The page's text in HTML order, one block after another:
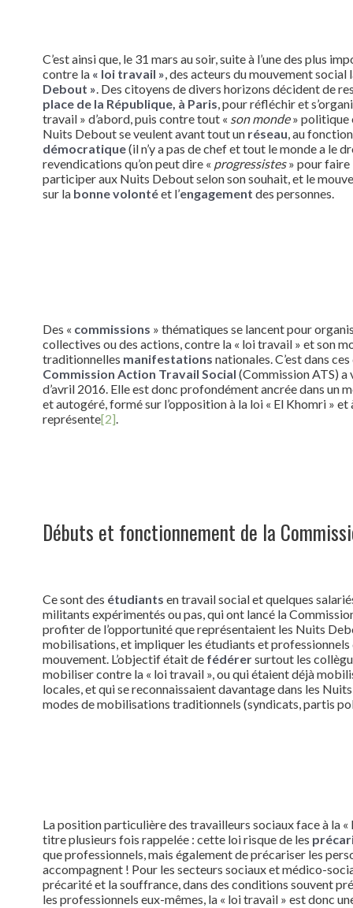
C’est ainsi que, le 31 mars au soir, suite à l’une des plus
contre la « loi travail », des acteurs du mouvement social
Debout ». Des citoyens de divers horizons décident de
place de la République, à Paris, pour réfléchir et
travail » d’abord, puis contre tout « son monde» politique
Nuits Debout se veulent avant tout un réseau, au
démocratique(il n’y a pas de chef et tout le monde a le
revendications qu’on peut dire « progressistes» pour faire
participer aux Nuits Debout selon son souhait, et le
sur la bonne volontéet l’engagement des personnes.
Des « commissions » thématiques se lancent pour
collectives ou des actions, contre la « loi travail » et son
traditionnelles manifestations nationales. C’est dans
Commission Action Travail Social (Commission ATS) a
d’avril 2016. Elle est donc profondément ancrée dans un
et autogéré, formé sur l’opposition à la loi « El Khomri » et
représente[2].
Débuts et fonctionnement de la
Ce sont des étudiants en travail social et quelques
militants expérimentés ou pas, qui ont lancé la
profiter de l’opportunité que représentaient les Nuits
mobilisations, et impliquer les étudiants et professionnels
mouvement. L’objectif était de fédérersurtout les
mobiliser contre la « loi travail », ou qui étaient déjà
locales, et qui se reconnaissaient davantage dans les
modes de mobilisations traditionnels (syndicats, partis
La position particulière des travailleurs sociaux face à la «
titre plusieurs fois rappelée : cette loi risque de les
que professionnels, mais également de précariser les
accompagnent ! Pour les secteurs sociaux et médico-
précarité et la souffrance, dans des conditions souvent
les professionnels eux-mêmes, la « loi travail » est donc